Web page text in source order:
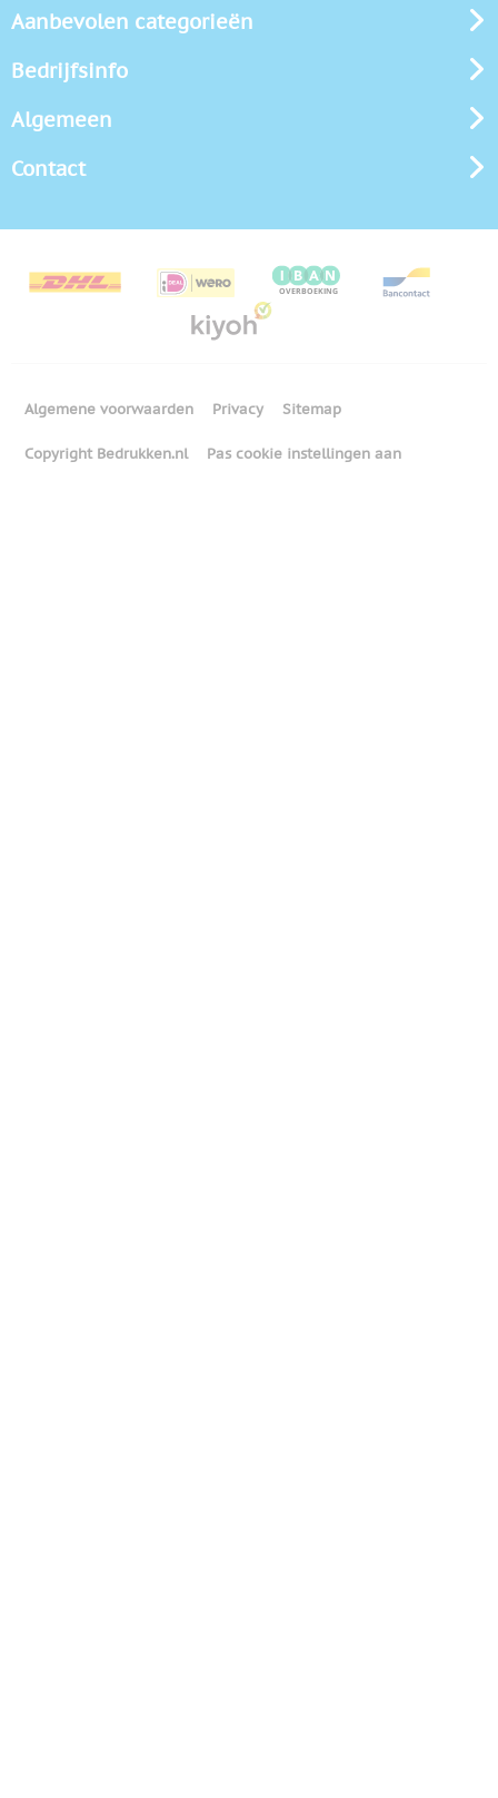
Aanbevolen categorieën
Bedrijfsinfo
Algemeen
Contact
Algemene voorwaarden Privacy Sitemap
Copyright Bedrukken.nl Pas cookie instellingen aan